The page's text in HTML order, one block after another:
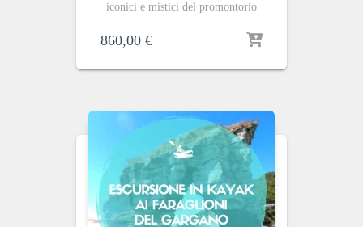
iconici e mistici del promontorio
860,00 €